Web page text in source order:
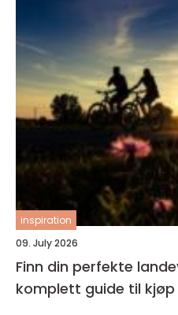
inspiration
09. July 2026
Finn din perfekte
komplett guide til kjøp